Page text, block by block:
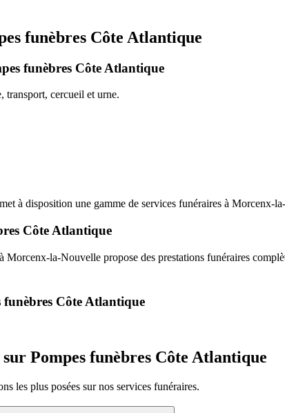
funèbres Côte Atlantique
funèbres Côte Atlantique
transport, cercueil et urne.
à disposition une gamme de services funéraires à Morcenx-
Côte Atlantique
Morcenx-la-Nouvelle propose des prestations funéraires
funèbres Côte Atlantique
sur Pompes funèbres Côte Atlantique
les plus posées sur nos services funéraires.